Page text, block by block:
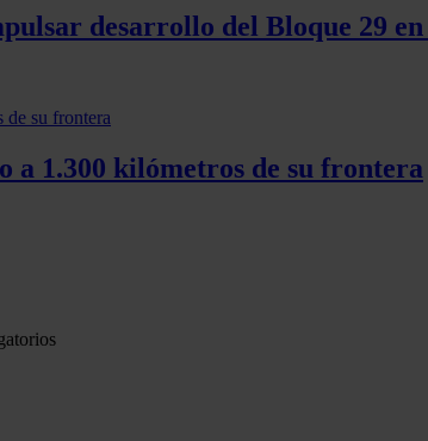
desarrollo del Bloque 29
a 1.300 kilómetros de su frontera